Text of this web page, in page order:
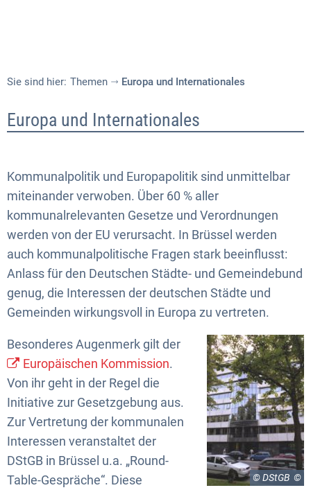
Sie sind hier: Themen Europa und Internationales
Europa
Internationales
Europa und Internationales
Kommunalpolitik und Europapolitik sind unmittelbar
miteinander verwoben. Über 60 % aller
kommunalrelevanten Gesetze und Verordnungen
werden von der EU verursacht. In Brüssel werden
auch kommunalpolitische Fragen stark beeinflusst:
Anlass für den Deutschen Städte- und Gemeindebund
genug, die Interessen der deutschen Städte und
Gemeinden wirkungsvoll in Europa zu vertreten.
© DStGB
Besonderes Augenmerk gilt der
Europäischen Kommission.
Von ihr geht in der Regel die
Initiative zur Gesetzgebung aus.
Zur Vertretung der kommunalen
Interessen veranstaltet der
DStGB in Brüssel u.a. „Round-
Table-Gespräche“. Diese